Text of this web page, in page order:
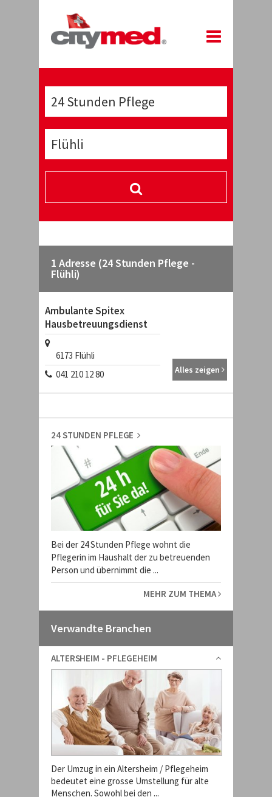
1 Adresse (24 Stunden Pflege -
Flühli)
Ambulante Spitex
Hausbetreuungsdienst
6173 Flühli
041 210 12 80
Alles zeigen
24 STUNDEN PFLEGE
Bei der 24 Stunden Pflege wohnt die
Pflegerin im Haushalt der zu betreuenden
Person und übernimmt die ...
MEHR ZUM THEMA
Verwandte Branchen
ALTERSHEIM - PFLEGEHEIM
Der Umzug in ein Altersheim / Pflegeheim
bedeutet eine grosse Umstellung für alte
Menschen. Sowohl bei den ...